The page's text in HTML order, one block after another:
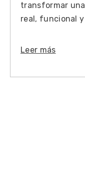
transformar
real, funcional
Leer más